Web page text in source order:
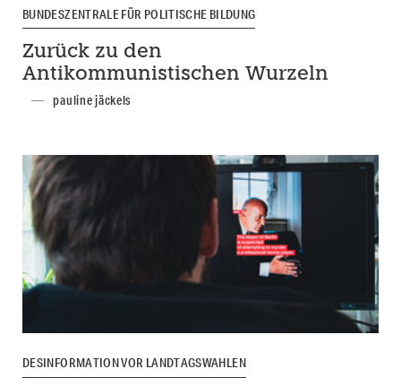
BUNDESZENTRALE FÜR POLITISCHE BILDUNG
Zurück zu den
Antikommunistischen Wurzeln
pauline jäckels
DESINFORMATION VOR LANDTAGSWAHLEN